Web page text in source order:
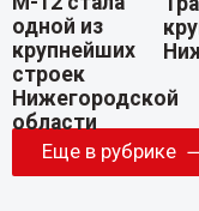
Еще в рубрике